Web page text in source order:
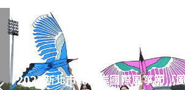
黃偉哲發放武聖夜市加碼夜市消費